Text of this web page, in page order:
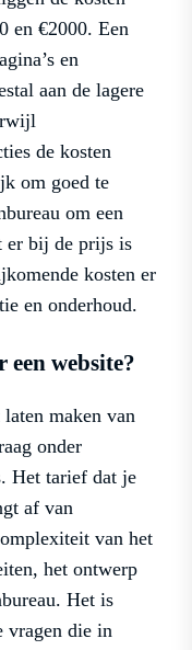
en €2000. Een
en
aan de lagere
de kosten
om goed te
om een
er bij de prijs is
kosten er
en onderhoud.
website?
maken van
onder
Het tarief dat je
af van
van het
het ontwerp
Het is
vragen die in